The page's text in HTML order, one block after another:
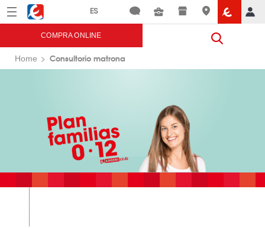
Menú Eroski
COMPRA ONLINE
Home Consultorio matrona